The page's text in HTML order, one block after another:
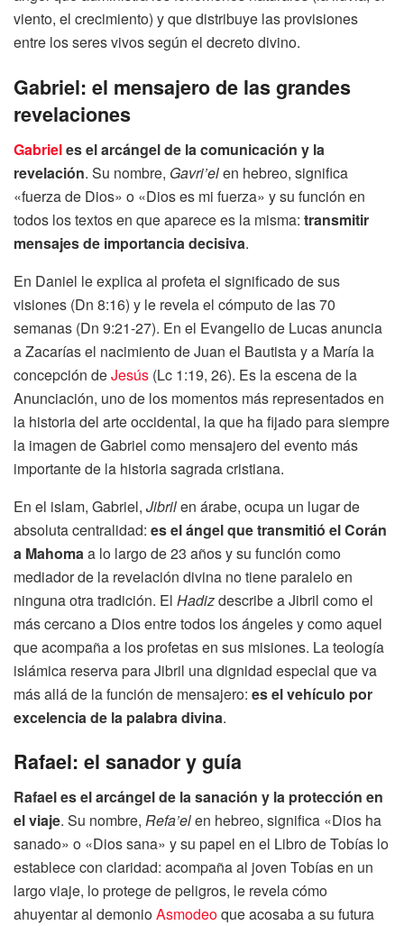
viento, el crecimiento) y que distribuye las provisiones
entre los seres vivos según el decreto divino.
Gabriel: el mensajero de las grandes
revelaciones
Gabrieles el arcángel de la comunicación y la
revelación. Su nombre, Gavri’elen hebreo, significa
«fuerza de Dios» o «Dios es mi fuerza» y su función en
todos los textos en que aparece es la misma: transmitir
mensajes de importancia decisiva.
En Daniel le explica al profeta el significado de sus
visiones (Dn 8:16) y le revela el cómputo de las 70
semanas (Dn 9:21-27). En el Evangelio de Lucas anuncia
a Zacarías el nacimiento de Juan el Bautista y a María la
concepción deJesús (Lc 1:19, 26). Es la escena de la
Anunciación, uno de los momentos más representados en
la historia del arte occidental, la que ha fijado para siempre
la imagen de Gabriel como mensajero del evento más
importante de la historia sagrada cristiana.
En el islam, Gabriel, Jibrilen árabe, ocupa un lugar de
absoluta centralidad: es el ángel que transmitió el Corán
a Mahomaa lo largo de 23 años y su función como
mediador de la revelación divina no tiene paralelo en
ninguna otra tradición. El Hadizdescribe a Jibril como el
más cercano a Dios entre todos los ángeles y como aquel
que acompaña a los profetas en sus misiones. La teología
islámica reserva para Jibril una dignidad especial que va
más allá de la función de mensajero: es el vehículo por
excelencia de la palabra divina.
Rafael: el sanador y guía
Rafael es el arcángel de la sanación y la protección en
el viaje. Su nombre, Refa’elen hebreo, significa «Dios ha
sanado» o «Dios sana» y su papel en el Libro de Tobías lo
establece con claridad: acompaña al joven Tobías en un
largo viaje, lo protege de peligros, le revela cómo
ahuyentar al demonioAsmodeoque acosaba a su futura